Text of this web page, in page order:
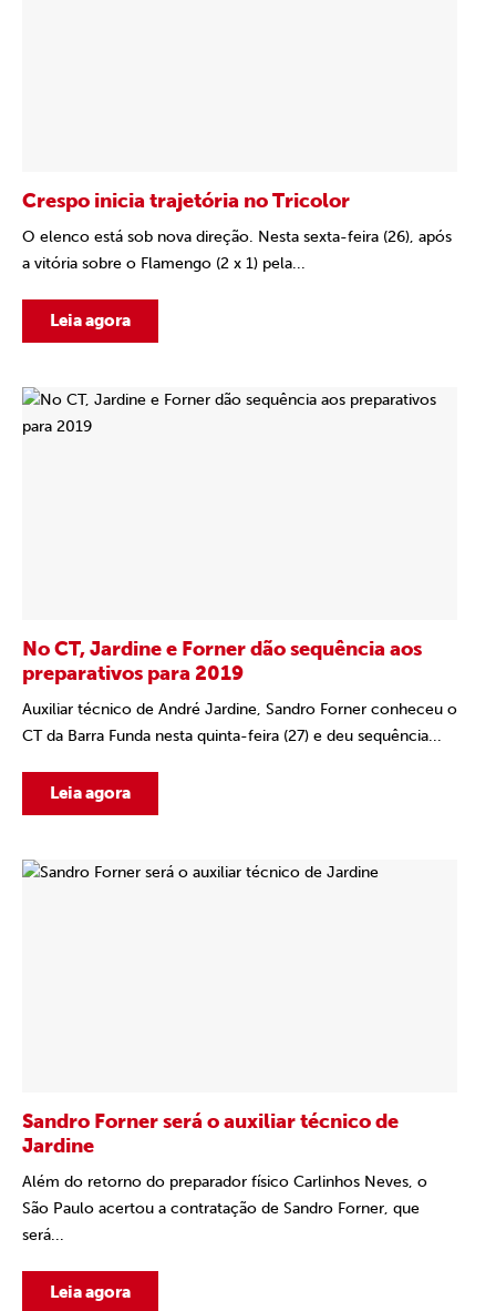
Crespo inicia trajetória no Tricolor
O elenco está sob nova direção. Nesta sexta-feira (26), após
a vitória sobre o Flamengo (2 x 1) pela...
Leia agora
No CT, Jardine e Forner dão sequência aos
preparativos para 2019
Auxiliar técnico de André Jardine, Sandro Forner conheceu o
CT da Barra Funda nesta quinta-feira (27) e deu sequência...
Leia agora
Sandro Forner será o auxiliar técnico de
Jardine
Além do retorno do preparador físico Carlinhos Neves, o
São Paulo acertou a contratação de Sandro Forner, que
será...
Leia agora